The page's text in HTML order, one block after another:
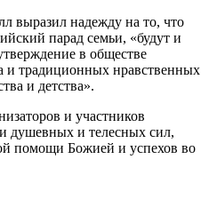
выразил надежду на то, что
парад семьи, «будут и
в обществе
и традиционных нравственных
и детства».
и участников
душевных и телесных сил,
помощи Божией и успехов во